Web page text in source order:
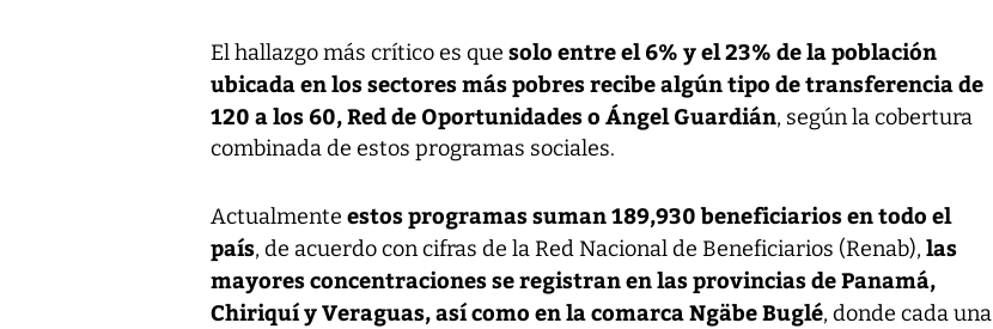
El hallazgo más crítico es que solo entre el 6% y el 23% de la población
ubicada en los sectores más pobres recibe algún tipo de transferencia de
120 a los 60, Red de Oportunidades o Ángel Guardián, según la cobertura
combinada de estos programas sociales.
Actualmente estos programas suman 189,930 beneficiarios en todo el
país, de acuerdo con cifras de la Red Nacional de Beneficiarios (Renab), las
mayores concentraciones se registran en las provincias de Panamá,
Chiriquí y Veraguas, así como en la comarca Ngäbe Buglé, donde cada una